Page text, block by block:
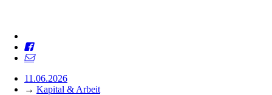
11.06.2026
→ Kapital & Arbeit